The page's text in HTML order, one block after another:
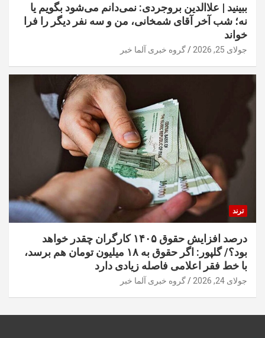
ببینید | علاالدین بروجردی: نمی‌دانم می‌شود بگویم یا
نه؛ شب آخر آقای شمخانی، من و سه نفر دیگر را فرا
خواند
جولای 25, 2026 گروه خبری آلما خبر
ترند
درصد افزایش حقوق ۱۴۰۵ کارگران چقدر خواهد
بود؟/ گلپور: اگر حقوق به ۱۸ میلیون تومان هم برسد،
با خط فقر اعلامی فاصله زیادی دارد
جولای 24, 2026 گروه خبری آلما خبر